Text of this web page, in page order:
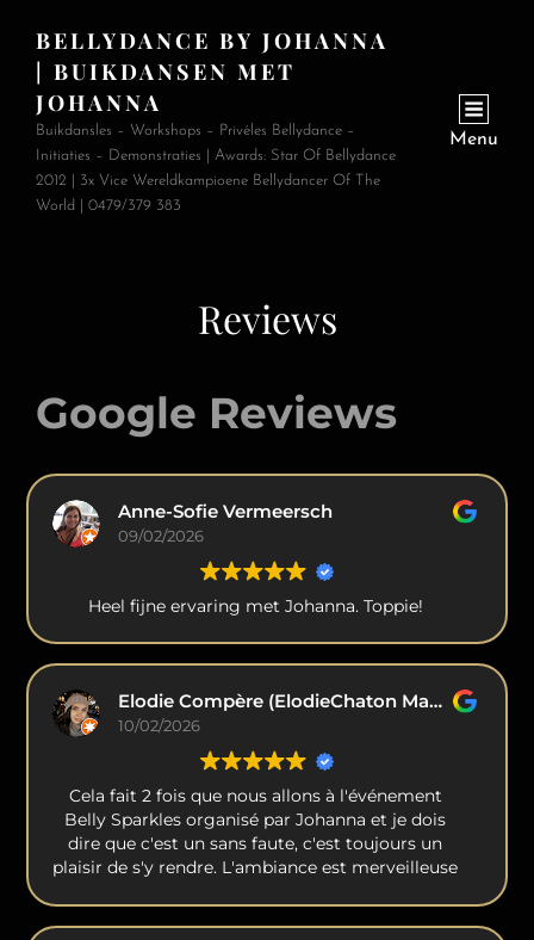
BELLYDANCE BY JOHANNA
| BUIKDANSEN MET
JOHANNA
Buikdansles – Workshops – Privéles Bellydance –
Initiaties – Demonstraties | Awards: Star Of Bellydance
2012 | 3x Vice Wereldkampioene Bellydancer Of The
World | 0479/379 383
Menu
Reviews
Google Reviews
Anne-Sofie Vermeersch
09/02/2026
Heel fijne ervaring met Johanna. Toppie!
Elodie Compère (ElodieChaton Makeup)
10/02/2026
Cela fait 2 fois que nous allons à l'événement
Belly Sparkles organisé par Johanna et je dois
dire que c'est un sans faute, c'est toujours un
plaisir de s'y rendre. L'ambiance est merveilleuse